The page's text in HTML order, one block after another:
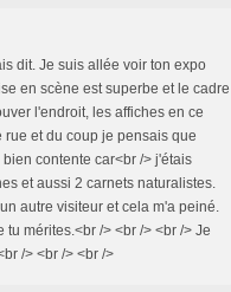
dit. Je suis allée voir ton expo
en scène est superbe et le cadre
l'endroit, les affiches en ce
et du coup je pensais que
contente car<br /> j'étais
et aussi 2 carnets naturalistes.
autre visiteur et cela m'a peiné.
mérites.<br /> <br /> <br /> Je
/> <br /> <br />